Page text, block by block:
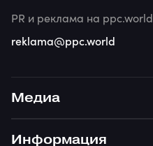
Медиа
Информация
PR и реклама на ppc.world
reklama@ppc.world